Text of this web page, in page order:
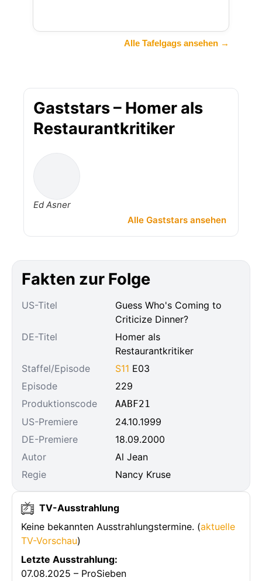
Alle Tafelgags ansehen →
Gaststars – Homer als
Restaurantkritiker
Ed Asner
Alle Gaststars ansehen
Fakten zur Folge
US-Titel
Guess Who's Coming to
Criticize Dinner?
DE-Titel
Homer als
Restaurantkritiker
Staffel/Episode
S11 E03
Episode
229
Produktionscode
AABF21
US-Premiere
24.10.1999
DE-Premiere
18.09.2000
Autor
Al Jean
Regie
Nancy Kruse
TV-Ausstrahlung
Keine bekannten Ausstrahlungstermine. (aktuelle
TV-Vorschau)
Letzte Ausstrahlung:
07.08.2025 – ProSieben